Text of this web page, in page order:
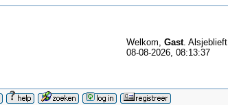
Welkom, Gast. Alsjeblieft
08-08-2026, 08:13:37